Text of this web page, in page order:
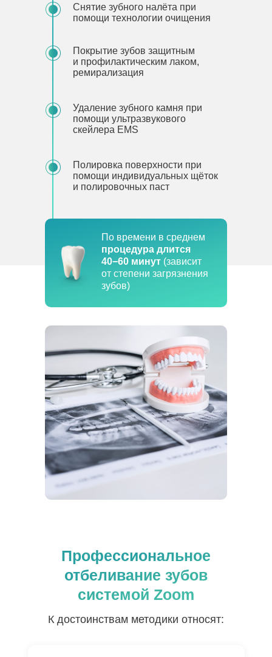
Полировка поверхности при
помощи индивидуальных щёток
и полировочных паст
Удаление зубного камня при
помощи ультразвукового
скейлера EMS
Покрытие зубов защитным
и профилактическим лаком,
ремирализация
Снятие зубного налёта при
помощи технологии очищения
По времени в среднем
процедура длится
40−60 минут (зависит
от степени загрязнения
зубов)
Профессиональное
отбеливание зубов
системой Zoom
К достоинствам методики относят: